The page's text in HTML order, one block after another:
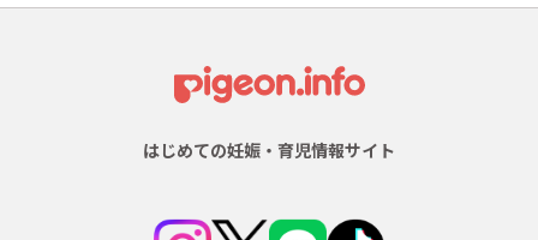
はじめての妊娠・育児情報サイト